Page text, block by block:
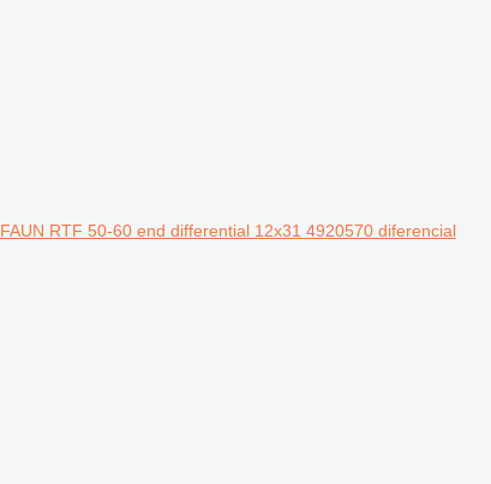
FAUN RTF 50-60 end differential 12x31 4920570 diferencial